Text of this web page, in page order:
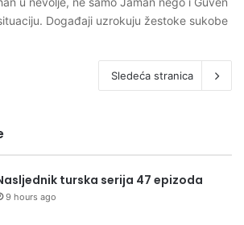
Događaji uzrokuju žestoke sukobe
Sledeća stranica
turska serija 47 epizoda
9 hours ago